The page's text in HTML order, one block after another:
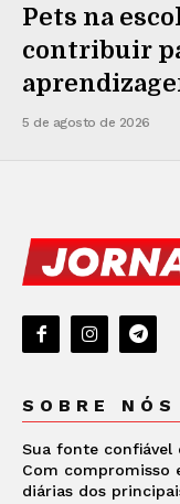
Pets na
contribuir
5 de agosto de 2026
SOBRE NÓS
Sua fonte confiável
Com compromisso
diárias dos